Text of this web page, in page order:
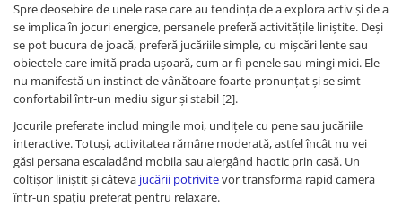
Accesorii Acvarii
Hrană
Hrană Pești
Hrană Broaște Țestoase
Tratament Apă
Spre deosebire de unele rase care au tendința de a explora activ și de a
se implica în jocuri energice, persanele preferă activitățile liniștite. Deși
se pot bucura de joacă, preferă jucăriile simple, cu mișcări lente sau
obiectele care imită prada ușoară, cum ar fi penele sau mingi mici. Ele
nu manifestă un instinct de vânătoare foarte pronunțat și se simt
confortabil într-un mediu sigur și stabil [2].
Jocurile preferate includ mingile moi, undițele cu pene sau jucăriile
interactive. Totuși, activitatea rămâne moderată, astfel încât nu vei
găsi persana escaladând mobila sau alergând haotic prin casă. Un
colțișor liniștit și câteva jucării potrivitevor transforma rapid camera
într-un spațiu preferat pentru relaxare.